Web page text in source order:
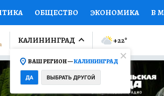
ОБЩЕСТВО ЭКОНОМИКА В
ПРОИСШЕСТВИЯ
ОТКРЫВАЕМ МИР Я ЗНАЮ СЕМЬЯ
ПРОМОКОДЫ СЕРИАЛЫ
КАЛИНИНГРАД
ВАШ РЕГИОН —КАЛИНИНГРАД
ДА ВЫБРАТЬ ДРУГОЙ
+22°